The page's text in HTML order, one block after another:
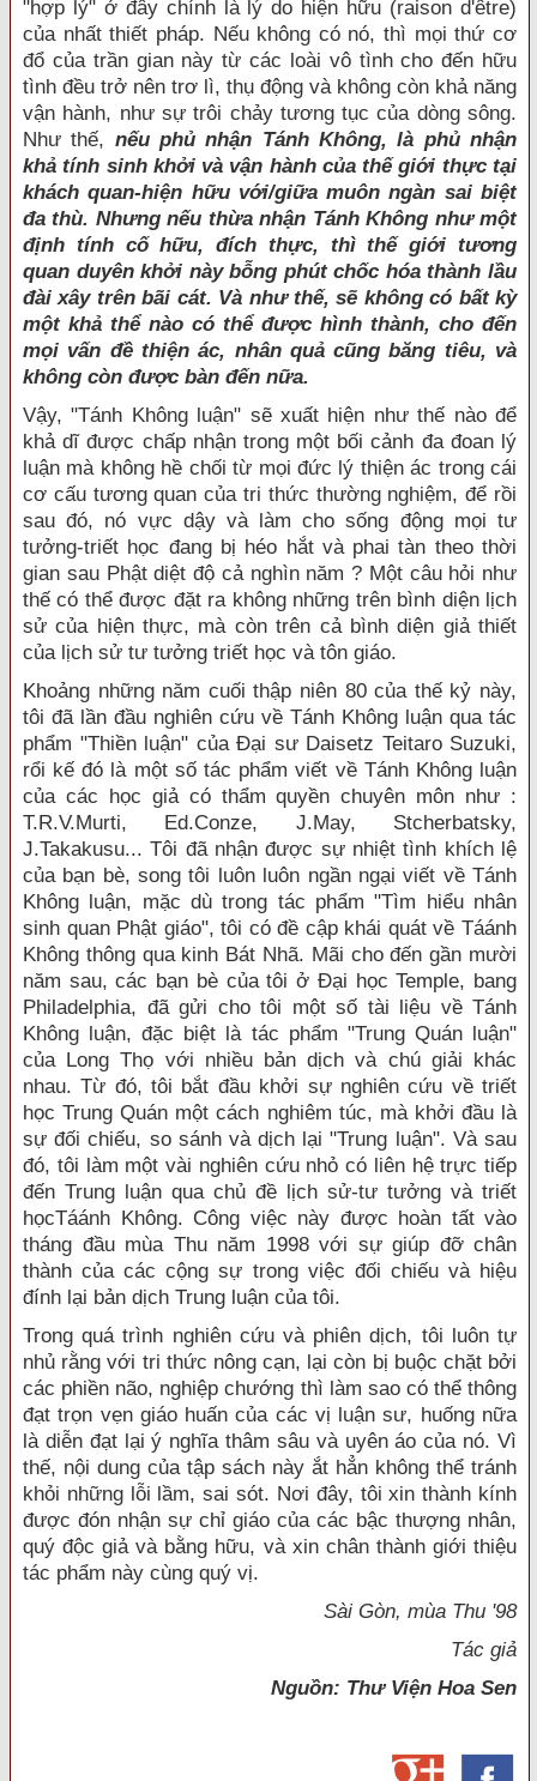
"hợp lý" ở đây chính là lý do hiện hữu (raison d'être)
của nhất thiết pháp. Nếu không có nó, thì mọi thứ cơ
đổ của trần gian này từ các loài vô tình cho đến hữu
tình đều trở nên trơ lì, thụ động và không còn khả năng
vận hành, như sự trôi chảy tương tục của dòng sông.
Như thế, nếu phủ nhận Tánh Không, là phủ nhận
khả tính sinh khởi và vận hành của thế giới thực tại
khách quan-hiện hữu với/giữa muôn ngàn sai biệt
đa thù. Nhưng nếu thừa nhận Tánh Không như một
định tính cố hữu, đích thực, thì thế giới tương
quan duyên khởi này bỗng phút chốc hóa thành lầu
đài xây trên bãi cát. Và như thế, sẽ không có bất kỳ
một khả thể nào có thể được hình thành, cho đến
mọi vấn đề thiện ác, nhân quả cũng băng tiêu, và
không còn được bàn đến nữa.
Vậy, "Tánh Không luận" sẽ xuất hiện như thế nào để
khả dĩ được chấp nhận trong một bối cảnh đa đoan lý
luận mà không hề chối từ mọi đức lý thiện ác trong cái
cơ cấu tương quan của tri thức thường nghiệm, để rồi
sau đó, nó vực dậy và làm cho sống động mọi tư
tưởng-triết học đang bị héo hắt và phai tàn theo thời
gian sau Phật diệt độ cả nghìn năm ? Một câu hỏi như
thế có thể được đặt ra không những trên bình diện lịch
sử của hiện thực, mà còn trên cả bình diện giả thiết
của lịch sử tư tưởng triết học và tôn giáo.
Khoảng những năm cuối thập niên 80 của thế kỷ này,
tôi đã lần đầu nghiên cứu về Tánh Không luận qua tác
phẩm "Thiền luận" của Ðại sư Daisetz Teitaro Suzuki,
rổi kế đó là một số tác phẩm viết về Tánh Không luận
của các học giả có thẩm quyền chuyên môn như :
T.R.V.Murti, Ed.Conze, J.May, Stcherbatsky,
J.Takakusu... Tôi đã nhận được sự nhiệt tình khích lệ
của bạn bè, song tôi luôn luôn ngần ngại viết về Tánh
Không luận, mặc dù trong tác phẩm "Tìm hiểu nhân
sinh quan Phật giáo", tôi có đề cập khái quát về Táánh
Không thông qua kinh Bát Nhã. Mãi cho đến gần mười
năm sau, các bạn bè của tôi ở Ðại học Temple, bang
Philadelphia, đã gửi cho tôi một số tài liệu về Tánh
Không luận, đặc biệt là tác phẩm "Trung Quán luận"
của Long Thọ với nhiều bản dịch và chú giải khác
nhau. Từ đó, tôi bắt đầu khởi sự nghiên cứu về triết
học Trung Quán một cách nghiêm túc, mà khởi đầu là
sự đối chiếu, so sánh và dịch lại "Trung luận". Và sau
đó, tôi làm một vài nghiên cứu nhỏ có liên hệ trực tiếp
đến Trung luận qua chủ đề lịch sử-tư tưởng và triết
họcTáánh Không. Công việc này được hoàn tất vào
tháng đầu mùa Thu năm 1998 với sự giúp đỡ chân
thành của các cộng sự trong việc đối chiếu và hiệu
đính lại bản dịch Trung luận của tôi.
Trong quá trình nghiên cứu và phiên dịch, tôi luôn tự
nhủ rằng với tri thức nông cạn, lại còn bị buộc chặt bởi
các phiền não, nghiệp chướng thì làm sao có thể thông
đạt trọn vẹn giáo huấn của các vị luận sư, huống nữa
là diễn đạt lại ý nghĩa thâm sâu và uyên áo của nó. Vì
thế, nội dung của tập sách này ắt hẳn không thể tránh
khỏi những lỗi lầm, sai sót. Nơi đây, tôi xin thành kính
được đón nhận sự chỉ giáo của các bậc thượng nhân,
quý độc giả và bằng hữu, và xin chân thành giới thiệu
tác phẩm này cùng quý vị.
Sài Gòn, mùa Thu '98
Tác giả
Nguồn: Thư Viện Hoa Sen